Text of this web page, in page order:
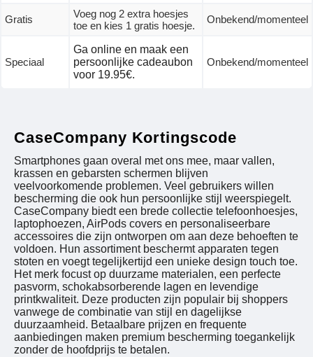
Gratis
Voeg nog 2 extra hoesjes
toe en kies 1 gratis hoesje.
Onbekend/momenteel
Speciaal
Ga online en maak een
persoonlijke cadeaubon
voor 19.95€.
Onbekend/momenteel
CaseCompany Kortingscode
Smartphones gaan overal met ons mee, maar vallen,
krassen en gebarsten schermen blijven
veelvoorkomende problemen. Veel gebruikers willen
bescherming die ook hun persoonlijke stijl weerspiegelt.
CaseCompany biedt een brede collectie telefoonhoesjes,
laptophoezen, AirPods covers en personaliseerbare
accessoires die zijn ontworpen om aan deze behoeften te
voldoen. Hun assortiment beschermt apparaten tegen
stoten en voegt tegelijkertijd een unieke design touch toe.
Het merk focust op duurzame materialen, een perfecte
pasvorm, schokabsorberende lagen en levendige
printkwaliteit. Deze producten zijn populair bij shoppers
vanwege de combinatie van stijl en dagelijkse
duurzaamheid. Betaalbare prijzen en frequente
aanbiedingen maken premium bescherming toegankelijk
zonder de hoofdprijs te betalen.